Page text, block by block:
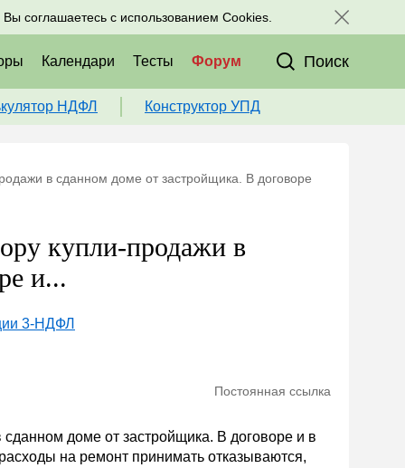
соглашаетесь с использованием Cookies.
к нам в соц. сетях:
Календари Тесты Форум Поиск
НДФЛ Конструктор УПД
в сданном доме от застройщика. В договоре
купли-продажи в
и...
3-НДФЛ
Постоянная ссылка
доме от застройщика. В договоре и в
на ремонт принимать отказываются,